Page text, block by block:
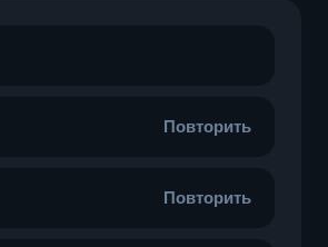
Повторить
Повторить